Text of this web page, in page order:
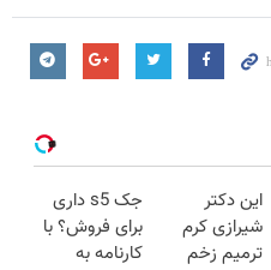
این دکتر
شیرازی کرم
ترمیم زخم
جک s5 داری
برای فروش؟ با
کارنامه به